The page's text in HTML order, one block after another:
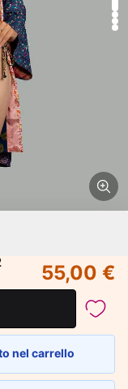
55,00 €
nel carrello